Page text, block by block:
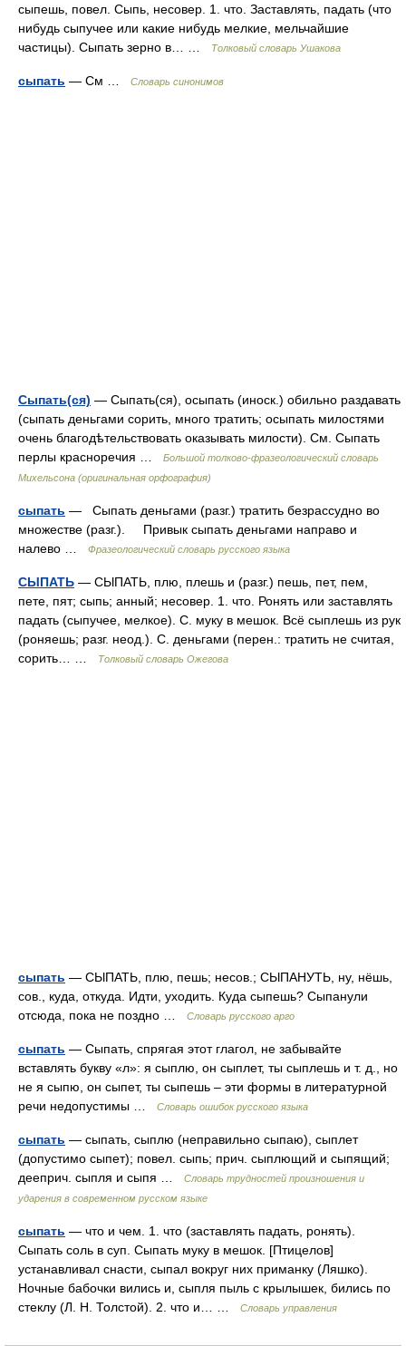
сыпешь, повел. Сыпь, несовер. 1. что. Заставлять, падать (что
нибудь сыпучее или какие нибудь мелкие, мельчайшие
частицы). Сыпать зерно в… …
Толковый словарь Ушакова
сыпать — См … Словарь синонимов
Сыпать(ся) — Сыпать(ся), осыпать (иноск.) обильно раздавать
(сыпать деньгами сорить, много тратить; осыпать милостями
очень благодѣтельствовать оказывать милости). См. Сыпать
перлы красноречия …
Большой толково-фразеологический словарь
Михельсона (оригинальная орфография)
сыпать — Сыпать деньгами (разг.) тратить безрассудно во
множестве (разг.). Привык сыпать деньгами направо и
налево …
Фразеологический словарь русского языка
СЫПАТЬ — СЫПАТЬ, плю, плешь и (разг.) пешь, пет, пем,
пете, пят; сыпь; анный; несовер. 1. что. Ронять или заставлять
падать (сыпучее, мелкое). С. муку в мешок. Всё сыплешь из рук
(роняешь; разг. неод.). С. деньгами (перен.: тратить не считая,
сорить… …
Толковый словарь Ожегова
сыпать — СЫПАТЬ, плю, пешь; несов.; СЫПАНУТЬ, ну, нёшь,
сов., куда, откуда. Идти, уходить. Куда сыпешь? Сыпанули
отсюда, пока не поздно …
Словарь русского арго
сыпать — Сыпать, спрягая этот глагол, не забывайте
вставлять букву «л»: я сыплю, он сыплет, ты сыплешь и т. д., но
не я сыпю, он сыпет, ты сыпешь – эти формы в литературной
речи недопустимы …
Словарь ошибок русского языка
сыпать — сыпать, сыплю (неправильно сыпаю), сыплет
(допустимо сыпет); повел. сыпь; прич. сыплющий и сыпящий;
дееприч. сыпля и сыпя …
Словарь трудностей произношения и
ударения в современном русском языке
сыпать — что и чем. 1. что (заставлять падать, ронять).
Сыпать соль в суп. Сыпать муку в мешок. [Птицелов]
устанавливал снасти, сыпал вокруг них приманку (Ляшко).
Ночные бабочки вились и, сыпля пыль с крылышек, бились по
стеклу (Л. Н. Толстой). 2. что и… …
Словарь управления